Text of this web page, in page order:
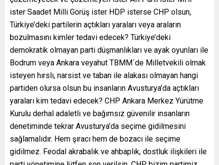
ister Saadet Milli Görüş ister HDP isterse CHP olsun,
Türkiye’deki partilerin açtıkları yaraları veya araların
bozulmasını kimler tedavi edecek? Türkiye’deki
demokratik olmayan parti düşmanlıkları ve ayak oyunları ile
Bodrum veya Ankara veyahut TBMM´de Milletvekili olmak
isteyen hırslı, narsist ve taban ile alakası olmayan hangi
partiden olursa olsun bu insanların Avusturya’da açtıkları
yaraları kim tedavi edecek? CHP Ankara Merkez Yürütme
Kurulu derhal adaletli ve bağımsız güvenilir insanların
denetiminde tekrar Avusturya’da seçime gidilmesini
sağlamalıdır. Hem şıracı hem de bozacı ile seçime
gidilmez. Feodal akrabalık ve ahbaplık, dostluk ilişkileri ile